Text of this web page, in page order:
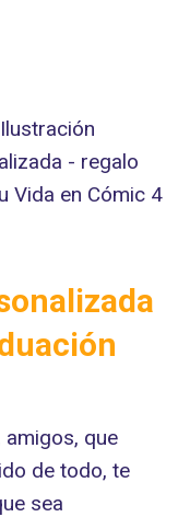
que
de todo, te
sea